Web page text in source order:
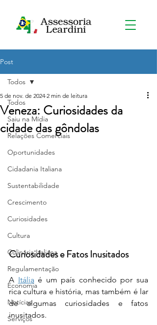
Post
Todos
Saiu na Mídia
Relações Comerciais
Oportunidades
Cidadania Italiana
Sustentabilidade
Crescimento
Curiosidades
Cultura
Culinária Italiana
Regulamentação
Economia
Notícias
Serviços
Todos
Veneza: Curiosidades da
cidade das gôndolas
5 de nov. de 2024 2 min de leitura
Curiosidades e Fatos Inusitados
A Itália é um país conhecido por sua
rica cultura e história, mas também é lar
de algumas curiosidades e fatos
inusitados.